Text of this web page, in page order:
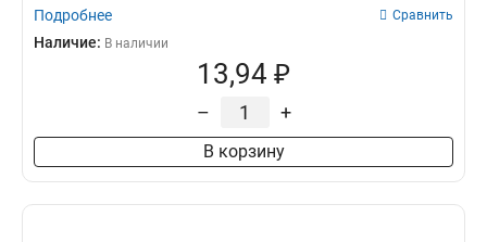
Подробнее Сравнить
Наличие: В наличии
13,94 ₽
– +
В корзину